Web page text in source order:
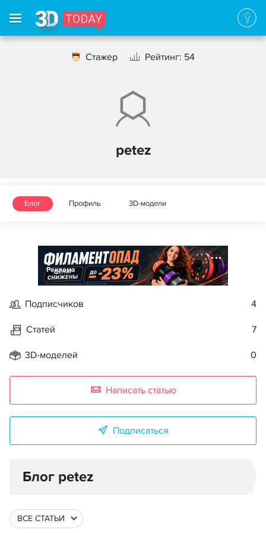
Стажер Рейтинг: 54
petez
Блог Профиль 3D-модели
Реклама
Подписчиков 4
Статей 7
3D-моделей 0
Написать статью
Подписаться
Блог petez
ВСЕ СТАТЬИ